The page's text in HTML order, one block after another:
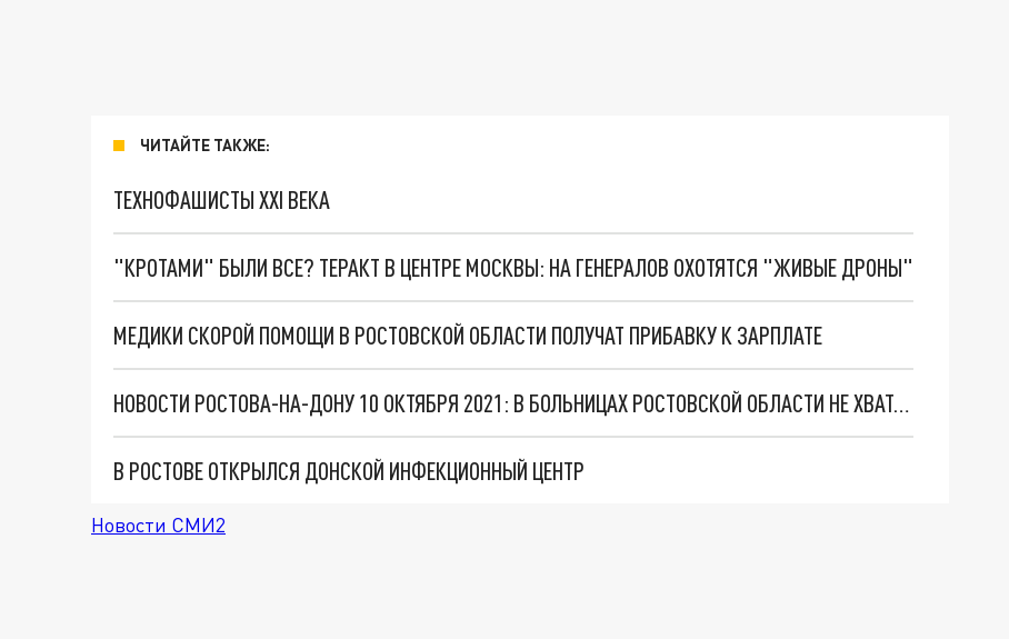
ЧИТАЙТЕ ТАКЖЕ:
ТЕХНОФАШИСТЫ XXI ВЕКА
"КРОТАМИ" БЫЛИ ВСЕ? ТЕРАКТ В ЦЕНТРЕ МОСКВЫ: НА ГЕНЕРАЛОВ ОХОТЯТСЯ "ЖИВЫЕ ДРОНЫ"
МЕДИКИ СКОРОЙ ПОМОЩИ В РОСТОВСКОЙ ОБЛАСТИ ПОЛУЧАТ ПРИБАВКУ К ЗАРПЛАТЕ
НОВОСТИ РОСТОВА-НА-ДОНУ 10 ОКТЯБРЯ 2021: В БОЛЬНИЦАХ РОСТОВСКОЙ ОБЛАСТИ НЕ ХВАТАЕТ ВРАЧЕЙ
В РОСТОВЕ ОТКРЫЛСЯ ДОНСКОЙ ИНФЕКЦИОННЫЙ ЦЕНТР
Новости СМИ2